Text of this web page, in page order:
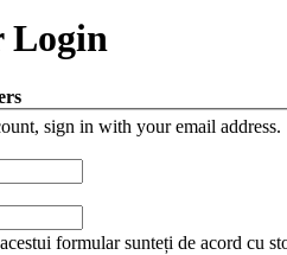
Login
sign in with your email address.
formular sunteți de acord cu